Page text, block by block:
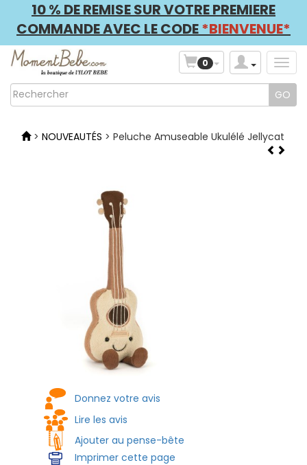
10 % DE REMISE SUR VOTRE PREMIERE
COMMANDE AVEC LE CODE*BIENVENUE*
0
> NOUVEAUTÉS > Peluche Amuseable Ukulélé Jellycat
Donnez votre avis
Lire les avis
Ajouter au pense-bête
Imprimer cette page